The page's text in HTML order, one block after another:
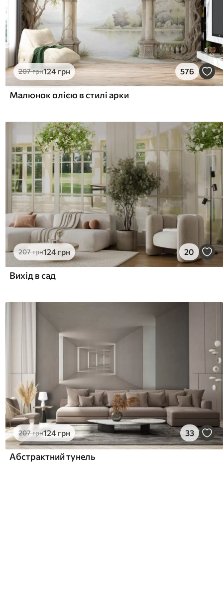
207грн124грн 576
Малюнок олією в стилі арки
207грн124 грн 20
Вихід в сад
207грн124 грн 33
Абстрактний тунель